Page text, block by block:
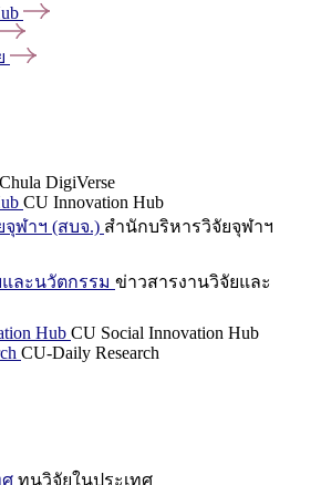
Chula DigiVerse
CU Innovation Hub
ฬาฯ (สบจ.) สำนักบริหารวิจัยจุฬาฯ
ละนวัตกรรม ข่าวสารงานวิจัยและ
Hub CU Social Innovation Hub
CU-Daily Research
ทุนวิจัยในประเทศ